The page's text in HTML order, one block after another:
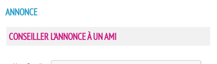
ANNONCE
CONSEILLER L'ANNONCE À UN AMI